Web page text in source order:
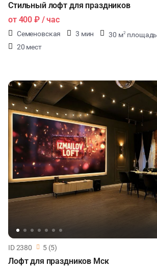
Стильный лофт для праздников
от 400 ₽/ час
Семеновская 3 мин 30 м2 площадь
20 мест
ID 2380 5 (5)
Лофт для праздников Мск